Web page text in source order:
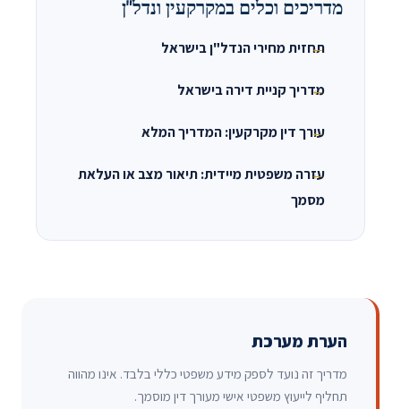
מדריכים וכלים במקרקעין ונדל"ן
תחזית מחירי הנדל"ן בישראל
מדריך קניית דירה בישראל
עורך דין מקרקעין: המדריך המלא
עזרה משפטית מיידית: תיאור מצב או העלאת
מסמך
הערת מערכת
מדריך זה נועד לספק מידע משפטי כללי בלבד. אינו מהווה
תחליף לייעוץ משפטי אישי מעורך דין מוסמך.